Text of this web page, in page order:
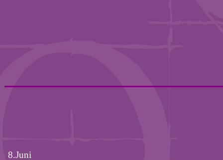
8.Juni